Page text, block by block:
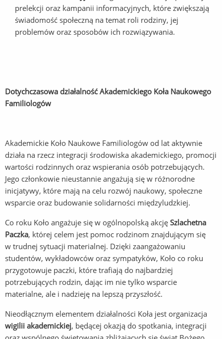
prelekcji oraz kampanii informacyjnych, które zwiększają
świadomość społeczną na temat roli rodziny, jej
problemów oraz sposobów ich rozwiązywania.
Dotychczasowa działalność Akademickiego Koła Naukowego
Familiologów
Akademickie Koło Naukowe Familiologów od lat aktywnie
działa na rzecz integracji środowiska akademickiego, promocji
wartości rodzinnych oraz wspierania osób potrzebujących.
Jego członkowie nieustannie angażują się w różnorodne
inicjatywy, które mają na celu rozwój naukowy, społeczne
wsparcie oraz budowanie solidarności międzyludzkiej.
Co roku Koło angażuje się w ogólnopolską akcję Szlachetna
Paczka, której celem jest pomoc rodzinom znajdującym się
w trudnej sytuacji materialnej. Dzięki zaangażowaniu
studentów, wykładowców oraz sympatyków, Koło co roku
przygotowuje paczki, które trafiają do najbardziej
potrzebujących rodzin, dając im nie tylko wsparcie
materialne, ale i nadzieję na lepszą przyszłość.
Nieodłącznym elementem działalności Koła jest organizacja
wigilii akademickiej, będącej okazją do spotkania, integracji